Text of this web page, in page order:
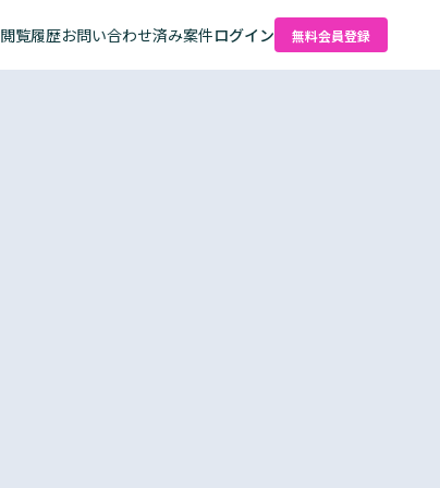
閲覧履歴お問い合わせ済み案件ログイン 無料会員登録